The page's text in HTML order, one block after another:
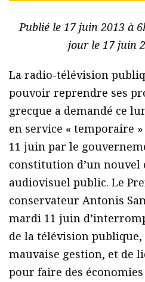
Publié le 17 juin 2013 à
jour le 17 juin
La radio-télévision
pouvoir reprendre ses
grecque a demandé ce
en service « temporaire
11 juin par le
constitution d’un nouvel
audiovisuel public. Le
conservateur Antonis
mardi 11 juin
de la télévision
mauvaise gestion, et de
pour faire des économies